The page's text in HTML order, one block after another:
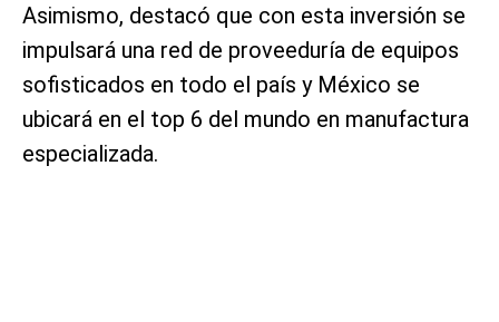
Asimismo, destacó que con esta inversión se
impulsará una red de proveeduría de equipos
sofisticados en todo el país y México se
ubicará en el top 6 del mundo en manufactura
especializada.